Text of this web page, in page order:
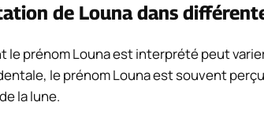
de Louna dans
le prénom Louna est interprété peut
le prénom Louna est souvent
la lune.